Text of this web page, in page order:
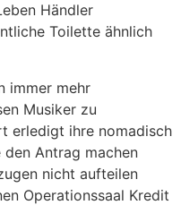
Händler
Toilette ähnlich
immer mehr
Musiker zu
erledigt ihre nomadisch
den Antrag machen
nicht aufteilen
Operationssaal Kredit